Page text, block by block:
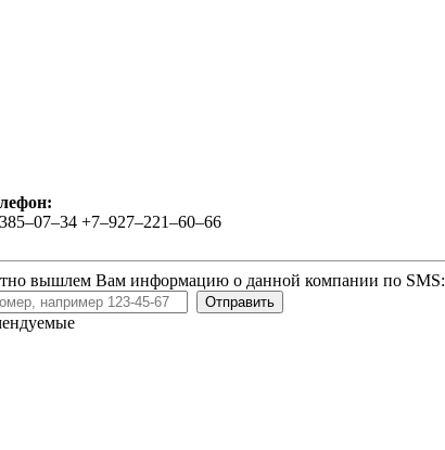
+7‒927‒221‒60‒66
вышлем Вам информацию о данной компании по SMS: